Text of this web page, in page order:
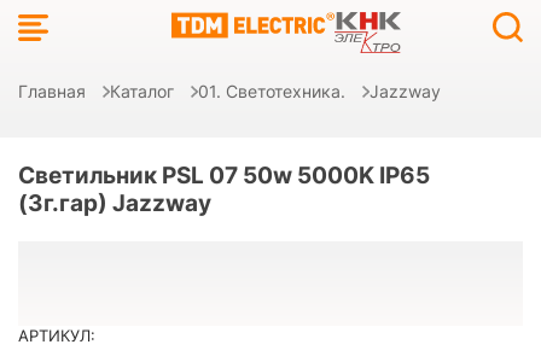
Главная Каталог 01. Светотехника. Jazzway
Светильник PSL 07 50w 5000K IP65
(3г.гар) Jazzway
АРТИКУЛ: